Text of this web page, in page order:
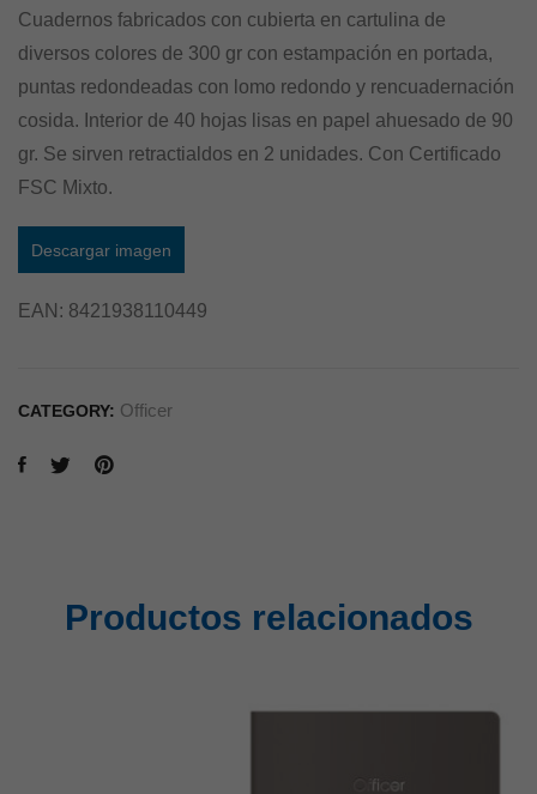
Cuadernos fabricados con cubierta en cartulina de
diversos colores de 300 gr con estampación en portada,
puntas redondeadas con lomo redondo y rencuadernación
cosida. Interior de 40 hojas lisas en papel ahuesado de 90
gr. Se sirven retractialdos en 2 unidades. Con Certificado
FSC Mixto.
Descargar imagen
EAN: 8421938110449
CATEGORY: Officer
Productos relacionados